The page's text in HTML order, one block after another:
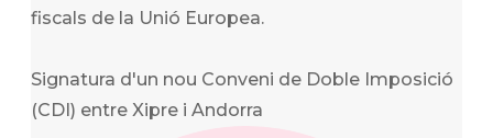
fiscals de la Unió Europea.
Signatura d'un nou Conveni de Doble Imposició
(CDI) entre Xipre i Andorra